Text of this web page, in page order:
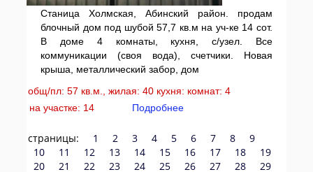
Станица Холмская, Абинский район. продам
блочный дом под шубой 57,7 кв.м на уч-ке 14 сот.
В доме 4 комнаты, кухня, с/узел. Все
коммуникации (своя вода), счетчики. Новая
крыша, металлический забор, дом
общ/пл: 57 кв.м., жилая: 40 кухня: комнат: 4
на участке: 14
Подробнее
страницы: 1 2 3 4 5 6 7 8
9
10
11 12 13 14 15 16 17 18
19
20
21 22 23 24 25 26 27 28
29